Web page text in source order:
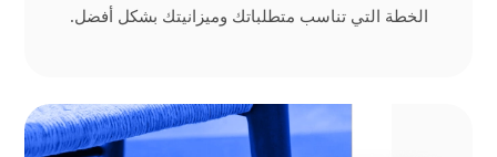
الخطة التي تناسب متطلباتك وميزانيتك بشكل أفضل.